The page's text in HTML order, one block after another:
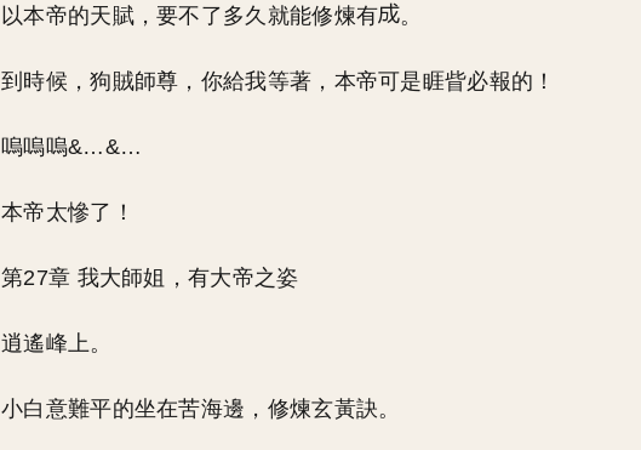
以本帝的天賦，要不了多久就能修煉有 。
到時候，狗賊師尊，你給我等著，本帝可是睚眥必報的！
嗚嗚嗚&…&…
本帝太慘了！
第27章 我大師姐，有大帝之姿
逍遙峰上。
小白意難平的坐在苦海邊，修煉玄黃訣。